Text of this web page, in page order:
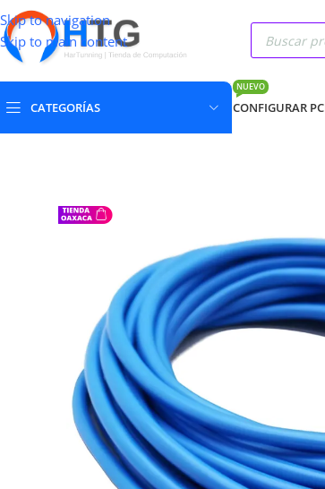
Skip to navigation
Skip to main content
CATEGORÍAS CONFIGURAR PC
NUEVO